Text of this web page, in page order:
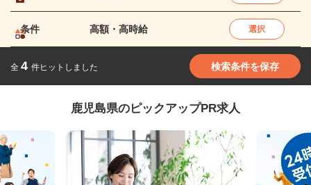
条件 高額・高時給 選択
全 4 件ヒットしました 検索条件を保存
鹿児島県のピックアップPR求人